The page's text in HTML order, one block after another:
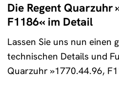
Die Regent Quarzuhr
F1186« im Detail
Lassen Sie uns nun einen
technischen Details und
Quarzuhr »1770.44.96,